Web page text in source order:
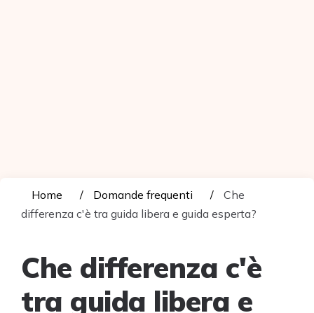
Home Domande frequenti
Che
differenza c'è tra guida libera e guida esperta?
Che differenza c'è
tra guida libera e